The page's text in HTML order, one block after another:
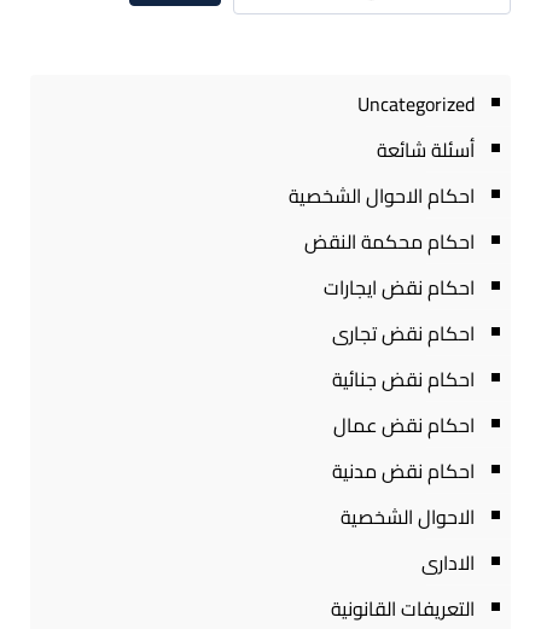
Uncategorized
أسئلة شائعة
احكام الاحوال الشخصية
احكام محكمة النقض
احكام نقض ايجارات
احكام نقض تجارى
احكام نقض جنائية
احكام نقض عمال
احكام نقض مدنية
الاحوال الشخصية
الادارى
التعريفات القانونية